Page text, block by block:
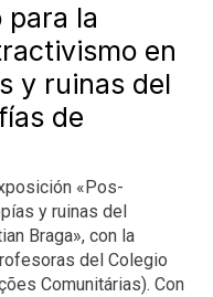
para la
en
y ruinas del
de
«Pos-
y ruinas del
Braga», con la
del Colegio
Comunitárias). Con